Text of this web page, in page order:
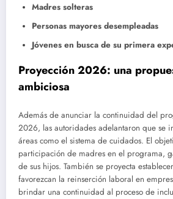
Madres solteras
Personas mayores desempleadas
Jóvenes en busca de su primera
Proyección 2026: una
ambiciosa
Además de anunciar la continuidad del
2026, las autoridades adelantaron que se
áreas como el sistema de cuidados. El
participación de madres en el programa,
de sus hijos. También se proyecta
favorezcan la reinserción laboral en
brindar una continuidad al proceso de